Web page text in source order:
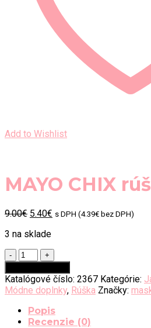
Add to Wishlist
MAYO CHIX
9.00€ Original
was:
9.00€.
5.40€ Current
5.40€.
s DPH (4.39€ bez DPH)
3 na sklade
množstvo
MAYO
CHIX
rúško
Rouge
Katalógové číslo: 2367 Kategórie:
Módne doplnky, Rúška Značky:
Popis
Recenzie (0)